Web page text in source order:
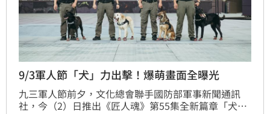
9/3軍人節「犬」力出擊！爆萌畫面全曝光
九三軍人節前夕，文化總會聯手國防部軍事新聞通訊
社，今（2）日推出《匠人魂》第55集全新篇章「犬力